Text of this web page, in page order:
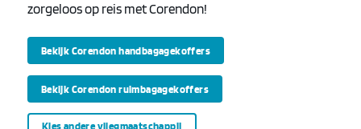
zorgeloos op reis met Corendon!
Bekijk Corendon handbagagekoffers
Bekijk Corendon ruimbagagekoffers
Kies andere vliegmaatschappij